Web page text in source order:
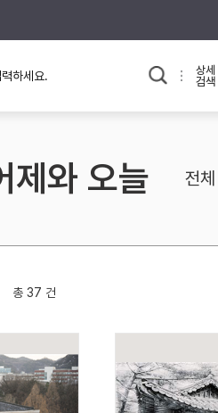
사료와 문학으로 본
고대
고려
조선 후기
상세
검색
사용안내
제와 오늘 전체
총 37 건